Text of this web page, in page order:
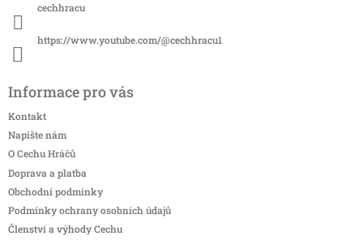
cechhracu
https://www.youtube.com/@cechhracu1
Informace pro vás
Kontakt
Napište nám
O Cechu Hráčů
Doprava a platba
Obchodní podmínky
Podmínky ochrany osobních údajů
Členství a výhody Cechu